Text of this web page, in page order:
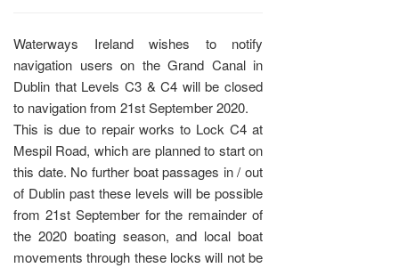
Waterways Ireland wishes to notify
navigation users on the Grand Canal in
Dublin that Levels C3 & C4 will be closed
to navigation from 21st September 2020.
This is due to repair works to Lock C4 at
Mespil Road, which are planned to start on
this date. No further boat passages in / out
of Dublin past these levels will be possible
from 21st September for the remainder of
the 2020 boating season, and local boat
movements through these locks will not be